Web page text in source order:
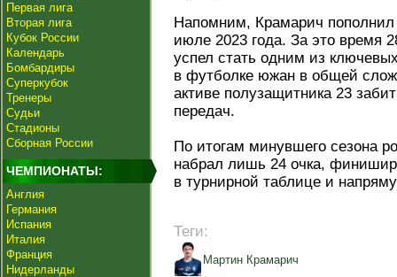
Первая лига
Вторая лига
Кубок России
Календарь
Бомбардиры
Суперкубок
Тренеры
Судьи
Стадионы
Сборная России
ЧЕМПИОНАТЫ:
Англия
Германия
Испания
Италия
Франция
Нидерланды
Напомним, Крамарич пополнил
июле 2023 года. За это время
успел стать одним из
в футболке южан в общей
активе полузащитника 23
передач.
По итогам минувшего сезона
набрал лишь 24 очка,
в турнирной таблице и
Теги:
Мартин Крамарич